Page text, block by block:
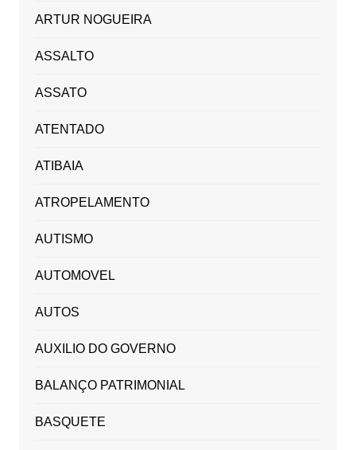
ARTUR NOGUEIRA
ASSALTO
ASSATO
ATENTADO
ATIBAIA
ATROPELAMENTO
AUTISMO
AUTOMOVEL
AUTOS
AUXILIO DO GOVERNO
BALANÇO PATRIMONIAL
BASQUETE